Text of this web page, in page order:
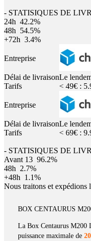
- STATISIQUES DE
24h 42.2%
48h 54.5%
+72h 3.4%
Entreprise
Délai de livraisonLe
Tarifs
< 49€ :
Entreprise
Délai de livraisonLe
Tarifs
< 69€ :
- STATISIQUES DE
Avant 13 96.2%
48h 2.7%
+48h 1.1%
Nous traitons et expédions
BOX CENTAURUS
La Box Centaurus M200
puissance maximale de